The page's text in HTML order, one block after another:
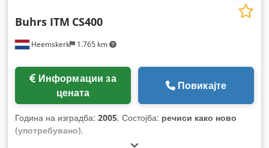
Heemskerk 1.765 km
Buhrs ITM CS400
цената
Повикајте
Година на изградба: 2005, Состојба: речиси како ново
(употребувано),